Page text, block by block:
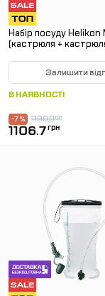
Набір посуду Helikon
(кастрюля +
сталі
Залишити
В НАЯВНОСТІ
1190.0грн
-7 %
1106.7грн